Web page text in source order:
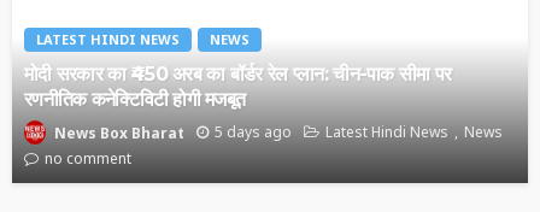
LATEST HINDI NEWS NEWS
मोदी सरकार का ₹450 अरब का बॉर्डर रेल प्लान: चीन-पाक सीमा पर
रणनीतिक कनेक्टिविटी होगी मजबूत
News Box Bharat 5 days ago Latest Hindi News
News
no comment